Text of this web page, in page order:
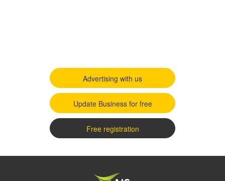
Advertising with us
Update Business for free
Free registration